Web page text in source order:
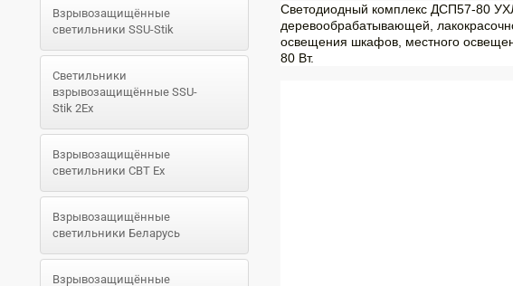
Взрывозащищённые
светильники SSU-Stik
Светильники
взрывозащищённые SSU-
Stik 2Ex
Взрывозащищённые
светильники СВТ Ex
Взрывозащищённые
светильники Беларусь
Взрывозащищённые
Светодиодный комплекс ДСП57-80
деревообрабатывающей,
освещения шкафов, местного
80 Вт.